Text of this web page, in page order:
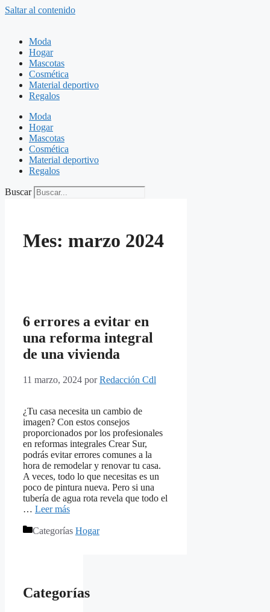
Saltar al contenido
Moda
Hogar
Mascotas
Cosmética
Material deportivo
Regalos
Moda
Hogar
Mascotas
Cosmética
Material deportivo
Regalos
Buscar
Mes: marzo 2024
6 errores a evitar en
una reforma integral
de una vivienda
11 marzo, 2024 porRedacción Cdl
¿Tu casa necesita un cambio de
imagen? Con estos consejos
proporcionados por los profesionales
en reformas integrales Crear Sur,
podrás evitar errores comunes a la
hora de remodelar y renovar tu casa.
A veces, todo lo que necesitas es un
poco de pintura nueva. Pero si una
tubería de agua rota revela que todo el
… Leer más
Categorías Hogar
Categorías